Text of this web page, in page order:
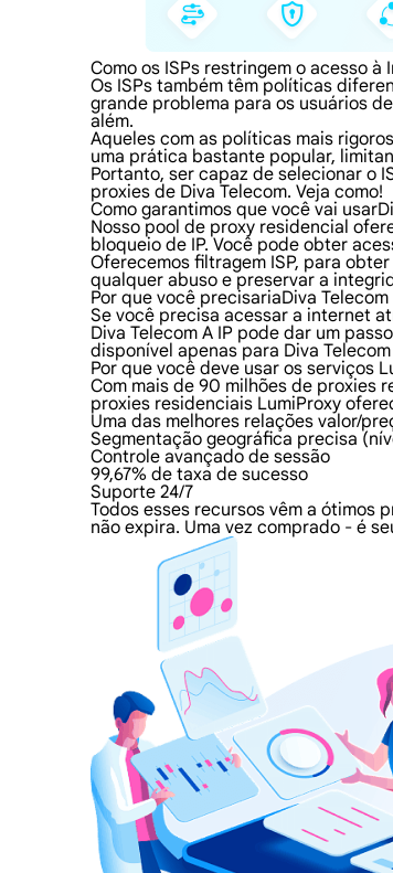
Como os ISPs restringem o acesso à
Os ISPs também têm políticas
grande problema para os usuários
além.
Aqueles com as políticas mais
uma prática bastante popular,
Portanto, ser capaz de selecionar o
proxies de Diva Telecom. Veja como!
Como garantimos que você vai
Nosso pool de proxy residencial
bloqueio de IP. Você pode obter
Oferecemos filtragem ISP, para
qualquer abuso e preservar a
Por que você precisariaDiva Telecom
Se você precisa acessar a internet
Diva Telecom A IP pode dar um
disponível apenas para Diva
Por que você deve usar os serviços
Com mais de 90 milhões de proxies
proxies residenciais LumiProxy
Uma das melhores relações valor/
Segmentação geográfica precisa
Controle avançado de sessão
99,67% de taxa de sucesso
Suporte 24/7
Todos esses recursos vêm a ótimos
não expira. Uma vez comprado - é